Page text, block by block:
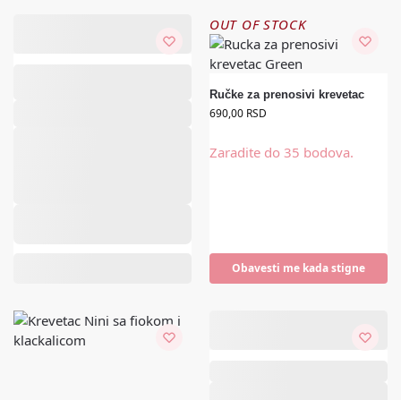
OUT OF STOCK
Ručke za prenosivi krevetac
690,00 RSD
Zaradite do 35 bodova.
Obavesti me kada stigne